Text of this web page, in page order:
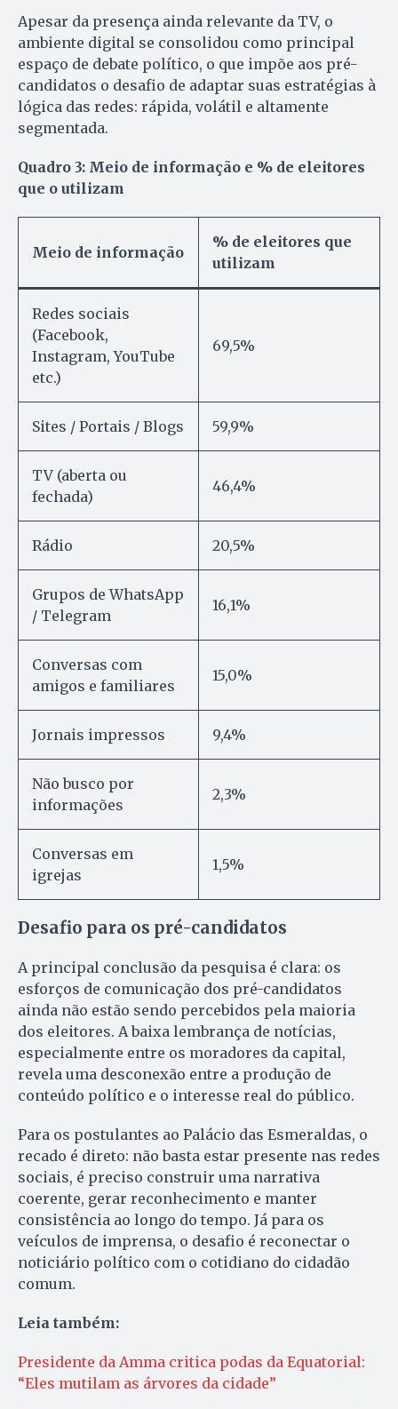
Apesar da presença ainda relevante da TV, o
ambiente digital se consolidou como principal
espaço de debate político, o que impõe aos pré-
candidatos o desafio de adaptar suas estratégias à
lógica das redes: rápida, volátil e altamente
segmentada.
Quadro 3: Meio de informação e % de eleitores
que o utilizam
Meio de informação
% de eleitores que
utilizam
Redes sociais
(Facebook,
Instagram, YouTube
etc.)
69,5%
Sites / Portais / Blogs 59,9%
TV (aberta ou
fechada)
46,4%
Rádio 20,5%
Grupos de WhatsApp
/ Telegram
16,1%
Conversas com
amigos e familiares
15,0%
Jornais impressos 9,4%
Não busco por
informações
2,3%
Conversas em
igrejas
1,5%
Desafio para os pré-candidatos
A principal conclusão da pesquisa é clara: os
esforços de comunicação dos pré-candidatos
ainda não estão sendo percebidos pela maioria
dos eleitores. A baixa lembrança de notícias,
especialmente entre os moradores da capital,
revela uma desconexão entre a produção de
conteúdo político e o interesse real do público.
Para os postulantes ao Palácio das Esmeraldas, o
recado é direto: não basta estar presente nas redes
sociais, é preciso construir uma narrativa
coerente, gerar reconhecimento e manter
consistência ao longo do tempo. Já para os
veículos de imprensa, o desafio é reconectar o
noticiário político com o cotidiano do cidadão
comum.
Leia também:
Presidente da Amma critica podas da Equatorial:
“Eles mutilam as árvores da cidade”